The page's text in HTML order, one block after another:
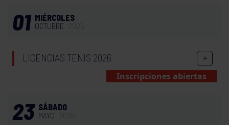
01 MIÉRCOLES
OCTUBRE
LICENCIAS TENIS 2026
Inscripciones abiertas
23 SÁBADO
MAYO